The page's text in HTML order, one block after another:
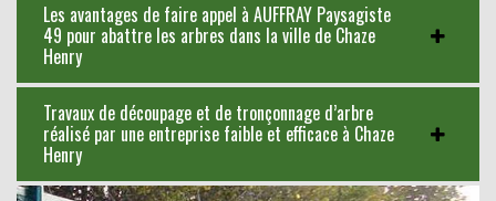
Les avantages de faire appel à AUFFRAY Paysagiste
49 pour abattre les arbres dans la ville de Chaze
Henry
Travaux de découpage et de tronçonnage d’arbre
réalisé par une entreprise faible et efficace à Chaze
Henry